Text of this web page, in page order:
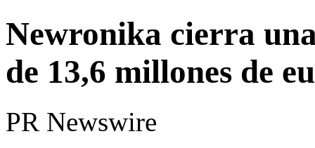
Newronika cierra
de 13,6 millones de
PR Newswire